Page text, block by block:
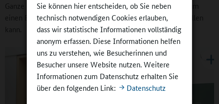
Sie können hier entscheiden, ob Sie neben
technisch notwendigen Cookies erlauben,
dass wir statistische Informationen vollständig
anonym erfassen. Diese Informationen helfen
uns zu verstehen, wie Besucherinnen und
Besucher unsere Website nutzen. Weitere
Informationen zum Datenschutz erhalten Sie
über den folgenden Link:
Datenschutz
Ganze auch durch Exkursionen in die Betriebe, was wiederum
einen Bestandteil der schulischen Ernährungsbildung darstellen
kann.